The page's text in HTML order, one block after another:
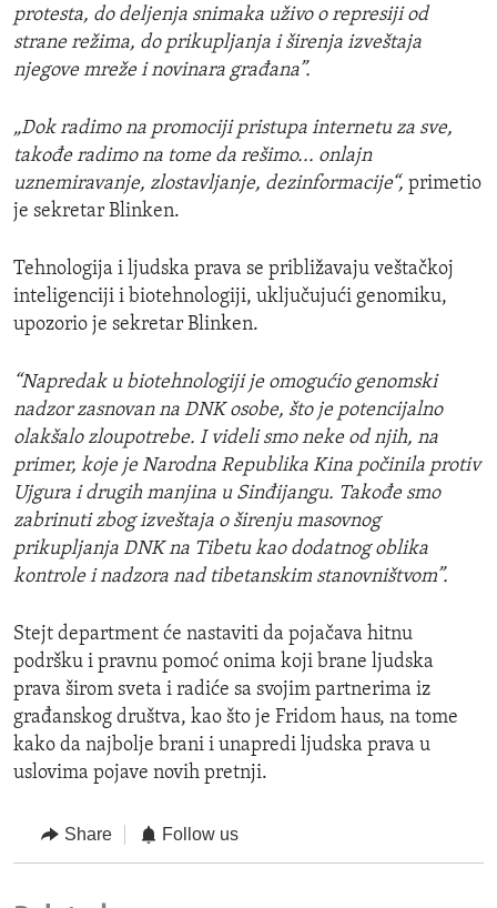
protesta, do deljenja snimaka uživo o represiji od
strane režima, do prikupljanja i širenja izveštaja
njegove mreže i novinara građana”.
„Dok radimo na promociji pristupa internetu za sve,
takođe radimo na tome da rešimo... onlajn
uznemiravanje, zlostavljanje, dezinformacije“, primetio
je sekretar Blinken.
Tehnologija i ljudska prava se približavaju veštačkoj
inteligenciji i biotehnologiji, uključujući genomiku,
upozorio je sekretar Blinken.
“Napredak u biotehnologiji je omogućio genomski
nadzor zasnovan na DNK osobe, što je potencijalno
olakšalo zloupotrebe. I videli smo neke od njih, na
primer, koje je Narodna Republika Kina počinila protiv
Ujgura i drugih manjina u Sinđijangu. Takođe smo
zabrinuti zbog izveštaja o širenju masovnog
prikupljanja DNK na Tibetu kao dodatnog oblika
kontrole i nadzora nad tibetanskim stanovništvom”.
Stejt department će nastaviti da pojačava hitnu
podršku i pravnu pomoć onima koji brane ljudska
prava širom sveta i radiće sa svojim partnerima iz
građanskog društva, kao što je Fridom haus, na tome
kako da najbolje brani i unapredi ljudska prava u
uslovima pojave novih pretnji.
Share Follow us